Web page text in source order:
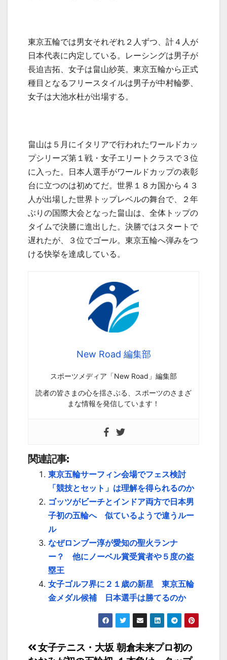
東京五輪では男女それぞれ２人ずつ、計４人が
日本代表に内定している。レーシングは男子が
長迫吉拓、女子は畠山紗英。東京五輪から正式
種目となるフリースタイルは男子が中村輪夢、
女子は大池水杜が出場する。
畠山は５月にイタリアで行われたワールドカッ
プシリーズ第１戦・女子エリートクラスで３位
に入った。日本人選手がワールドカップの表彰
台に立つのは初めてだ。世界１８カ国から４３
人が出場した世界トップレベルの舞台で、２年
ぶりの国際大会となった畠山は、全体トップの
タイムで決勝に進出した。決勝ではスタートで
遅れたが、３位でゴール。東京五輪へ弾みをつ
ける快挙を達成している。
New Road 編集部
スポーツメディア「New Road」編集部
読者の皆さまの心を揺さぶる、スポーツのさまざ
まな情報を発信しています！
関連記事:
東京五輪サーフィン会場でフェス検討
「競技とセット」は理解を得られるのか
ゴッツがビーチとインドア両方で日本男
子初の五輪へ 似ているようで違うルー
ル
なぜロンブー淳が愛知の聖火ランナ
ー？ 他にノーベル賞受賞者や５度の盗
塁王
女子ゴルフ界に２１歳の新星 東京五輪
金メダル候補 日本選手は勝てるのか
投
朝倉未来プロ初の
女子テニス・大坂